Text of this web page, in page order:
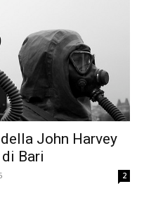
John Harvey
Bari
2